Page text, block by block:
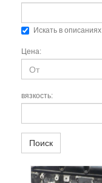
Искать в описаниях
Цена:
вязкость:
Поиск